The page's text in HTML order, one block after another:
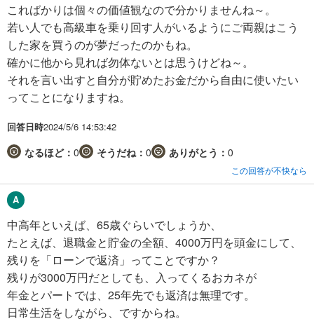
こればかりは個々の価値観なので分かりませんね～。
若い人でも高級車を乗り回す人がいるようにご両親はこう
した家を買うのが夢だったのかもね。
確かに他から見れば勿体ないとは思うけどね～。
それを言い出すと自分が貯めたお金だから自由に使いたい
ってことになりますね。
回答日時2024/5/6 14:53:42
なるほど： 0 そうだね： 0 ありがとう： 0
この回答が不快なら
中高年といえば、65歳ぐらいでしょうか、
たとえば、退職金と貯金の全額、4000万円を頭金にして、
残りを「ローンで返済」ってことですか？
残りが3000万円だとしても、入ってくるおカネが
年金とパートでは、25年先でも返済は無理です。
日常生活をしながら、ですからね。